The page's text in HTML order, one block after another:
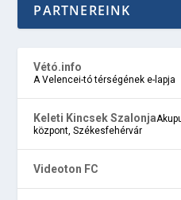
PARTNEREINK
Vétó.info
A Velencei-tó térségének e-lapja
Keleti Kincsek Szalonja
központ, Székesfehérvár
Videoton FC